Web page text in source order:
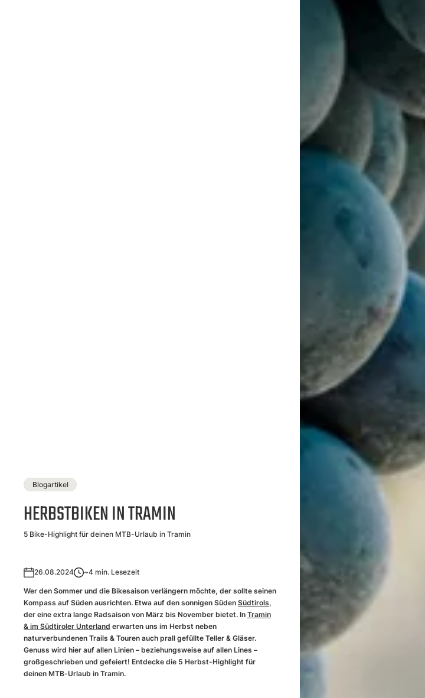
Blogartikel
HERBSTBIKEN IN TRAMIN
5 Bike-Highlight für deinen MTB-Urlaub in Tramin
26.08.2024 ~4 min. Lesezeit
Wer den Sommer und die Bikesaison verlängern möchte, der sollte seinen
Kompass auf Süden ausrichten. Etwa auf den sonnigen Süden Südtirols,
der eine extra lange Radsaison von März bis November bietet. In Tramin
& im Südtiroler Unterland erwarten uns im Herbst neben
naturverbundenen Trails & Touren auch prall gefüllte Teller & Gläser.
Genuss wird hier auf allen Linien – beziehungsweise auf allen Lines –
großgeschrieben und gefeiert! Entdecke die 5 Herbst-Highlight für
deinen MTB-Urlaub in Tramin.